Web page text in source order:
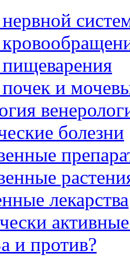
и
болезни
лекарства
и против?